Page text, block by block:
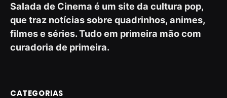
Salada de Cinema é um site da cultura pop,
que traz notícias sobre quadrinhos, animes,
filmes e séries. Tudo em primeira mão com
curadoria de primeira.
CATEGORIAS